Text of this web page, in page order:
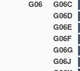
G06 G06C
G06D
G06E
G06F
G06G
G06J